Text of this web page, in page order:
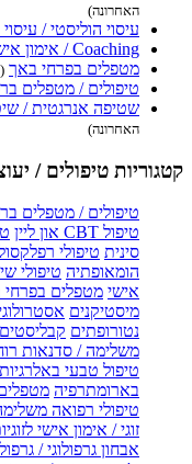
האחרונה)
עיסוי הוליסטי /
Coaching / אימון אישי
מטפלים בפרחי באך (19187 גולשים ביממה האחרונה)
טיפולים / מטפלים
שטיפה אנרגטית /
האחרונה)
קטגוריות טיפולים /
טיפולים / מטפלים
טיפול CBT און ליין
סינית טיפולי
הומאופתיה טיפולי
אישי מטפלים
מיסטיקנים
נטורופתים
משלימה / סדנאות
טיפול טבעי באלרגיות
בארומתרפיה
טיפולי רפואה
זוגי / אימון אישי
אבחון גרפולוגי /